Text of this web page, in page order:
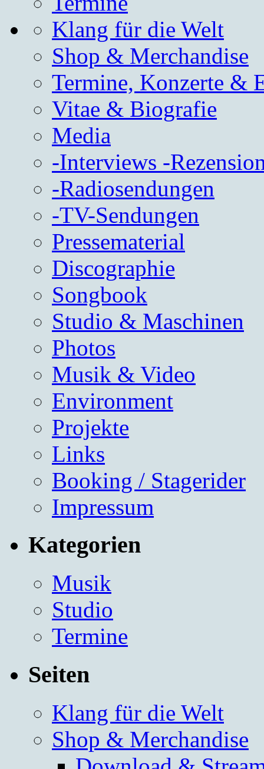
Klang für die Welt
Shop & Merchandise
Termine, Konzerte &
Vitae & Biografie
Media
-Interviews -
-Radiosendungen
-TV-Sendungen
Pressematerial
Discographie
Songbook
Studio & Maschinen
Photos
Musik & Video
Environment
Projekte
Links
Booking / Stagerider
Impressum
Kategorien
Musik
Studio
Termine
Seiten
Klang für die Welt
Shop & Merchandise